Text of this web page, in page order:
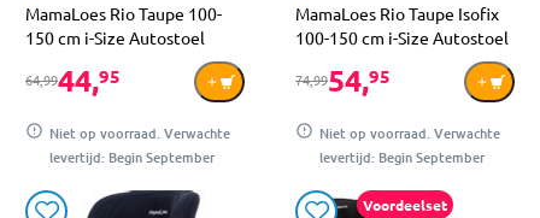
MamaLoes Rio Taupe 100-
150 cm i-Size Autostoel
64,9944,95
Niet op voorraad. Verwachte
levertijd: Begin September
MamaLoes Rio Taupe Isofix
100-150 cm i-Size Autostoel
74,9954,95
Niet op voorraad. Verwachte
levertijd: Begin September
Voordeelset